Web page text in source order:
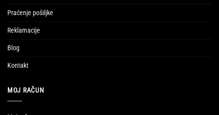
Praćenje pošiljke
Reklamacije
Blog
Kontakt
MOJ RAČUN